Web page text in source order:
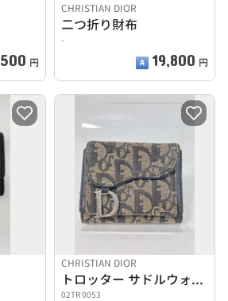
円
CHRISTIAN DIOR
二つ折り財布
-
19,800 円
CHRISTIAN DIOR
トロッター サドルウォレット
02TR 0053